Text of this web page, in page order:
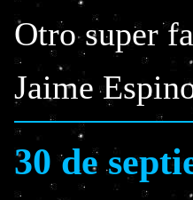
Otro super
Jaime
30 de